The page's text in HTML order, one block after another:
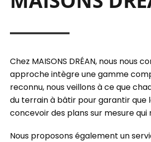
Chez MAISONS DRÉAN, nous
approche intègre une gamme
reconnu, nous veillons à ce que
du terrain à bâtir pour garantir que
concevoir des plans sur mesure
Nous proposons également un